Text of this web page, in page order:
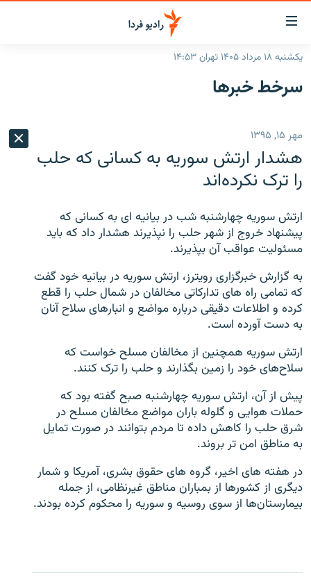
لینک‌های
قابلیت
دسترسی
بازگشت
اصلی
رفتن
صفحه
ایران
رادیو
انتخاب کنید و بشنوید
فرکانس‌ها
پادکست
گزارش‌های تصویری
گزارش‌های ویدئویی
زنان فردا
English
به ما بپیوندید
زبان‌های دیگر
یکشنبه ۱۸ مرداد ۱۴۰۵ تهران ۱۴:۵۳
سرخط‌ خبرها
مهر ۱۵, ۱۳۹۵
هشدار ارتش سوریه به کسانی که حلب
را ترک نکرده‌اند
ارتش سوریه چهارشنبه شب در بیانیه ای به کسانی که
پیشنهاد خروج از شهر حلب را نپذیرند هشدار داد که باید
مسئولیت عواقب آن بپذیرند.
به گزارش خبرگزاری رویترز، ارتش سوریه در بیانیه خود گفت
که تمامی راه های تدارکاتی مخالفان در شمال حلب را قطع
کرده و اطلاعات دقیقی درباره مواضع و انبارهای سلاح آنان
به دست آورده است.
ارتش سوریه همچنین از مخالفان مسلح خواست که
سلاح‌های خود را زمین بگذارند و حلب را ترک کنند.
پیش از آن، ارتش سوریه چهارشنبه صبح گفته بود که
حملات هوایی و گلوله باران مواضع مخالفان مسلح در
شرق حلب را کاهش داده تا مردم بتوانند در صورت تمایل
به مناطق امن تر بروند.
در هفته های اخیر، گروه های حقوق بشری، آمریکا و شمار
دیگری از کشورها از بمباران مناطق غیرنظامی، از جمله
بیمارستان‌ها از سوی روسیه و سوریه را محکوم کرده بودند.